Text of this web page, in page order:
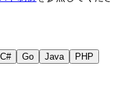
C# Go Java
PHP